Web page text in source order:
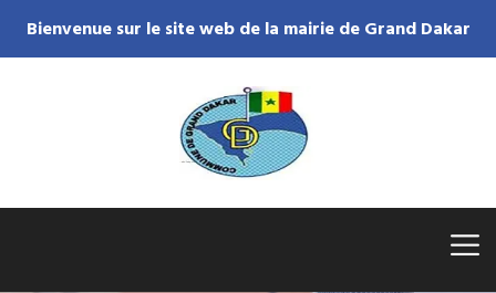
Bienvenue sur le site web de la mairie de Grand Dakar